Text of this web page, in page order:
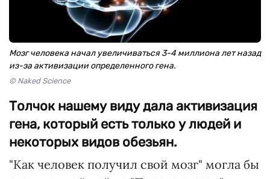
Мозг человека начал увеличиваться 3-4 миллиона лет назад
из-за активизации определенного гена.
© Naked Science
Толчок нашему виду дала активизация
гена, который есть только у людей и
некоторых видов обезьян.
"Как человек получил свой мозг" могла бы